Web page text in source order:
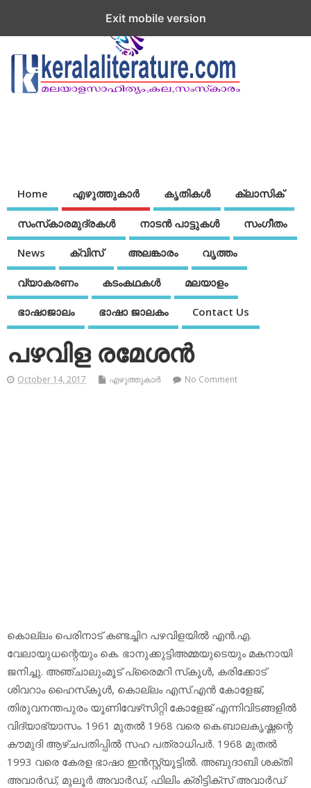
Home എഴുത്തുകാര്‍ കൃതികൾ ക്ലാസിക്
സംസ്‌കാരമുദ്രകള്‍ നാടന്‍ പാട്ടുകള്‍ സംഗീതം
News ക്വിസ് അലങ്കാരം വൃത്തം
വ്യാകരണം കടംകഥകള്‍ മലയാളം
ഭാഷാജാലം ഭാഷാ ജാലകം Contact Us
പഴവിള രമേശന്‍
October 14, 2017 എഴുത്തുകാര്‍ No Comment
കൊല്ലം പെരിനാട് കണ്ടച്ചിറ പഴവിളയില്‍ എന്‍.എ.
വേലായുധന്റെയും കെ. ഭാനുക്കുട്ടിഅമ്മയുടെയും മകനായി
ജനിച്ചു. അഞ്ചാലുംമൂട് പ്രൈമറി സ്‌കൂള്‍, കരിക്കോട്
ശിവറാം ഹൈസ്‌കൂള്‍, കൊല്ലം എസ്.എന്‍ കോളേജ്,
തിരുവനന്തപുരം യൂണിവേഴ്‌സിറ്റി കോളേജ് എന്നിവിടങ്ങളില്‍
വിദ്യാഭ്യാസം. 1961 മുതല്‍ 1968 വരെ കെ.ബാലകൃഷ്ണന്റെ
കൗമുദി ആഴ്ചപതിപ്പില്‍ സഹ പത്രാധിപര്‍. 1968 മുതല്‍
1993 വരെ കേരള ഭാഷാ ഇന്‍സ്റ്റ്യൂട്ടില്‍. അബുദാബി ശക്തി
അവാര്‍ഡ്, മുലൂര്‍ അവാര്‍ഡ്, ഫിലിം ക്രിട്ടിക്‌സ് അവാര്‍ഡ്
Exit mobile version